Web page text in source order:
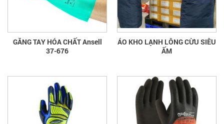
GĂNG TAY HÓA CHẤT Ansell
37-676
ÁO KHO LẠNH LÔNG CỪU SIÊU
ẤM